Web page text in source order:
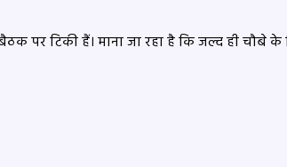
पर टिकी हैं। माना जा रहा है कि जल्द ही चौबे